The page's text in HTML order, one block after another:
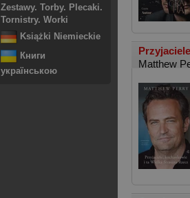
Zestawy. Torby. Plecaki.
Tornistry. Worki
Książki Niemieckie
Книги
українською
Matthew